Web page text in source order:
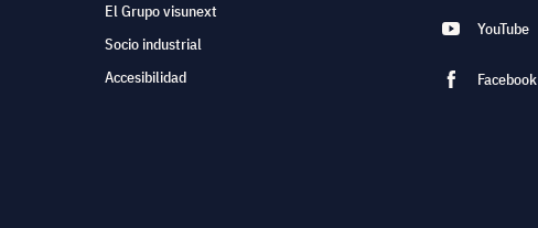
El Grupo visunext
Socio industrial
Accesibilidad
YouTube
Facebook